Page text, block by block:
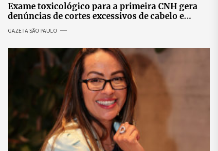
Exame toxicológico para a primeira CNH gera
denúncias de cortes excessivos de cabelo e
revolta entre candidatas
GAZETA SÃO PAULO